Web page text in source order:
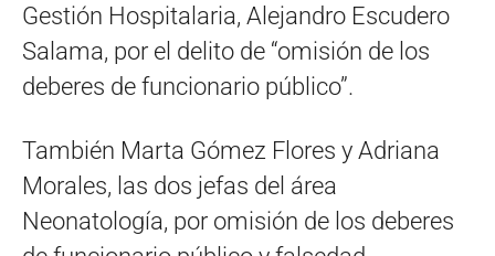
Gestión Hospitalaria, Alejandro Escudero
Salama, por el delito de “omisión de los
deberes de funcionario público”.
También Marta Gómez Flores y Adriana
Morales, las dos jefas del área
Neonatología, por omisión de los deberes